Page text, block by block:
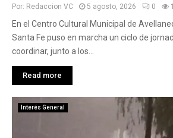
Por: Redaccion VC 5 agosto, 2026 0
En el Centro Cultural Municipal de
Santa Fe puso en marcha un ciclo de
coordinar, junto a los...
Read more
Interés General